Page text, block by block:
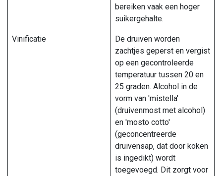
bereiken vaak een hoger
suikergehalte.
Vinificatie
De druiven worden
zachtjes geperst en vergist
op een gecontroleerde
temperatuur tussen 20 en
25 graden. Alcohol in de
vorm van 'mistella'
(druivenmost met alcohol)
en 'mosto cotto'
(geconcentreerde
druivensap, dat door koken
is ingedikt) wordt
toegevoegd. Dit zorgt voor